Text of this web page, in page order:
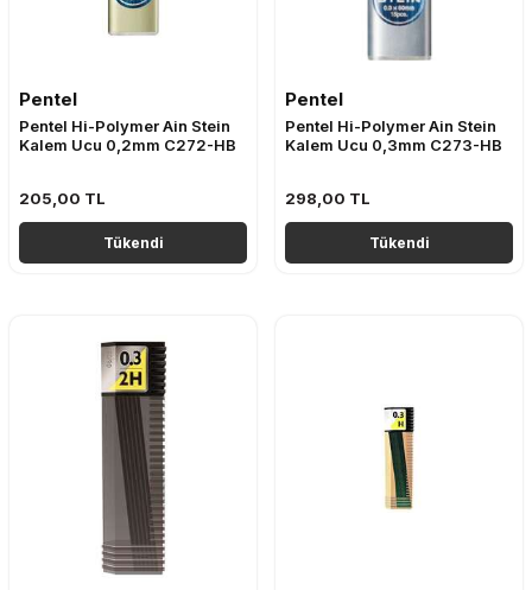
Pentel
Pentel Hi-Polymer Ain Stein
Kalem Ucu 0,2mm C272-HB
205,00 TL
Tükendi
Pentel
Pentel Hi-Polymer Ain Stein
Kalem Ucu 0,3mm C273-HB
298,00 TL
Tükendi